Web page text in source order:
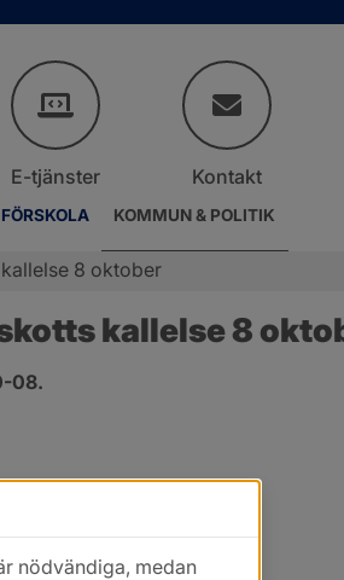
KOMMUN & POLITIK
E-tjänster Kontakt
8 oktober
kallelse 8
08.
nödvändiga, medan